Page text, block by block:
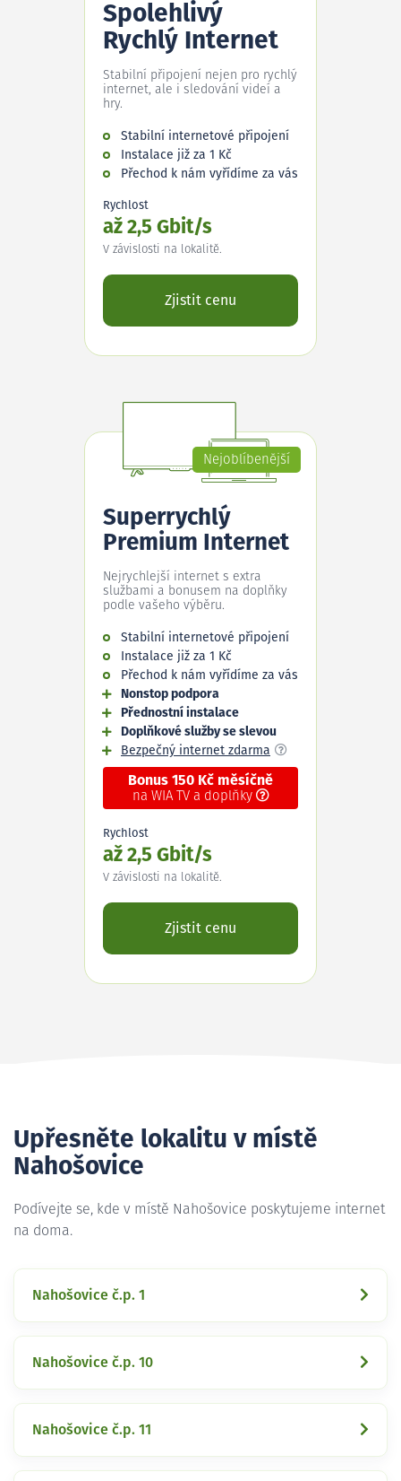
Spolehlivý
Rychlý Internet
Stabilní připojení nejen pro rychlý
internet, ale i sledování videí a
hry.
Stabilní internetové připojení
Instalace již za 1 Kč
Přechod k nám vyřídíme za vás
Rychlost
až 2,5 Gbit/s
V závislosti na lokalitě.
Zjistit cenu
Nejoblíbenější
Superrychlý
Premium Internet
Nejrychlejší internet s extra
službami a bonusem na doplňky
podle vašeho výběru.
Stabilní internetové připojení
Instalace již za 1 Kč
Přechod k nám vyřídíme za vás
Nonstop podpora
Přednostní instalace
Doplňkové služby se slevou
Bezpečný internet zdarma
Bonus 150 Kč měsíčně
na WIA TV a doplňky
Rychlost
až 2,5 Gbit/s
V závislosti na lokalitě.
Zjistit cenu
Upřesněte lokalitu v místě
Nahošovice
Podívejte se, kde v místě Nahošovice poskytujeme internet
na doma.
Nahošovice č.p. 1
Nahošovice č.p. 10
Nahošovice č.p. 11